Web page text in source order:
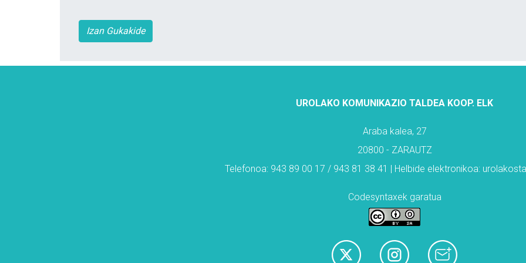
Izan Gukakide
UROLAKO KOMUNIKAZIO TALDEA KOOP. ELK
Araba kalea, 27
20800 - ZARAUTZ
Telefonoa: 943 89 00 17 / 943 81 38 41 | Helbide elektronikoa:
Codesyntaxek garatua